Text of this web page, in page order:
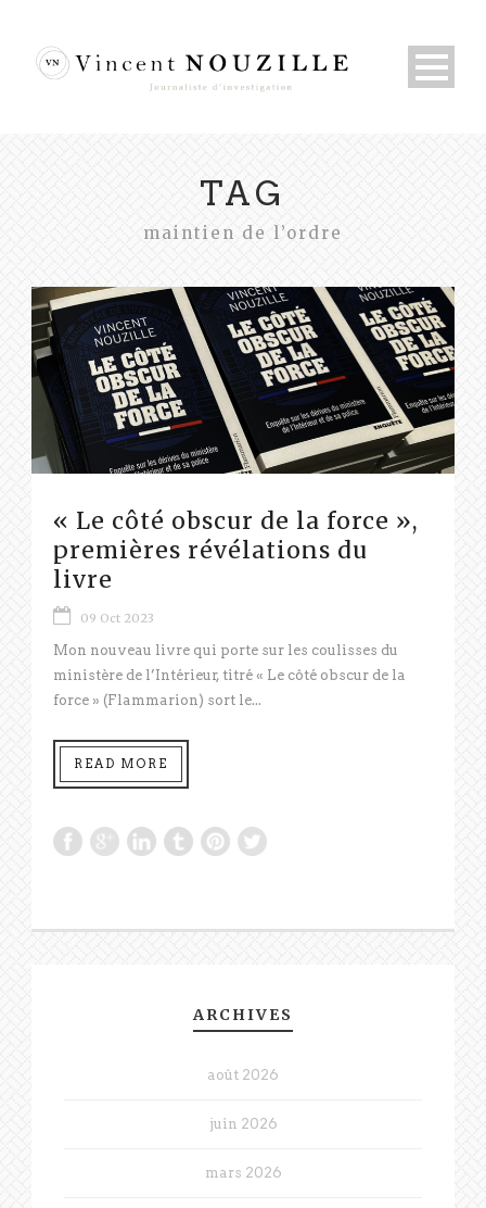
TAG
maintien de l’ordre
« Le côté obscur de la force »,
premières révélations du
livre
09 Oct 2023
Mon nouveau livre qui porte sur les coulisses du
ministère de l’Intérieur, titré « Le côté obscur de la
force » (Flammarion) sort le...
READ MORE
ARCHIVES
août 2026
juin 2026
mars 2026